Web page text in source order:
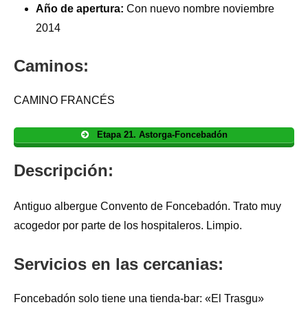
Año de apertura: Con nuevo nombre noviembre
2014
Caminos:
CAMINO FRANCÉS
Etapa 21. Astorga-Foncebadón
Descripción:
Antiguo albergue Convento de Foncebadón. Trato muy
acogedor por parte de los hospitaleros. Limpio.
Servicios en las cercanias:
Foncebadón solo tiene una tienda-bar: «El Trasgu»